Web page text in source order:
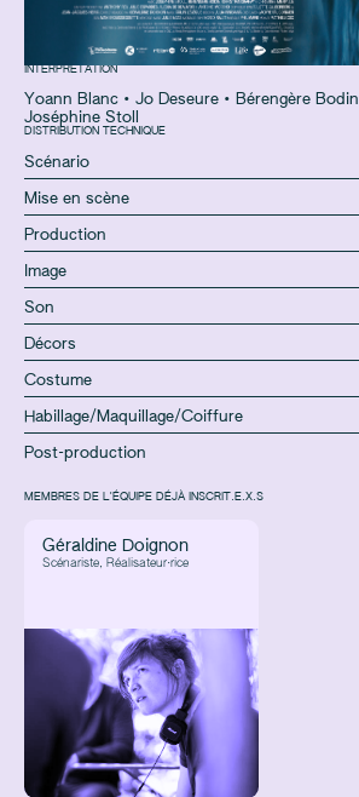
INTERPRÉTATION
Yoann Blanc • Jo Deseure • Bérengère Bodin
Joséphine Stoll
DISTRIBUTION TECHNIQUE
Scénario
Mise en scène
Production
Image
Son
Décors
Costume
Habillage/Maquillage/Coiffure
Post-production
MEMBRES DE L'ÉQUIPE DÉJÀ INSCRIT.E.X.S
Géraldine Doignon
Scénariste, Réalisateur·rice